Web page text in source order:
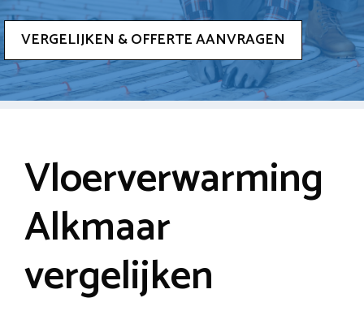
VERGELIJKEN & OFFERTE AANVRAGEN
Vloerverwarming
Alkmaar
vergelijken